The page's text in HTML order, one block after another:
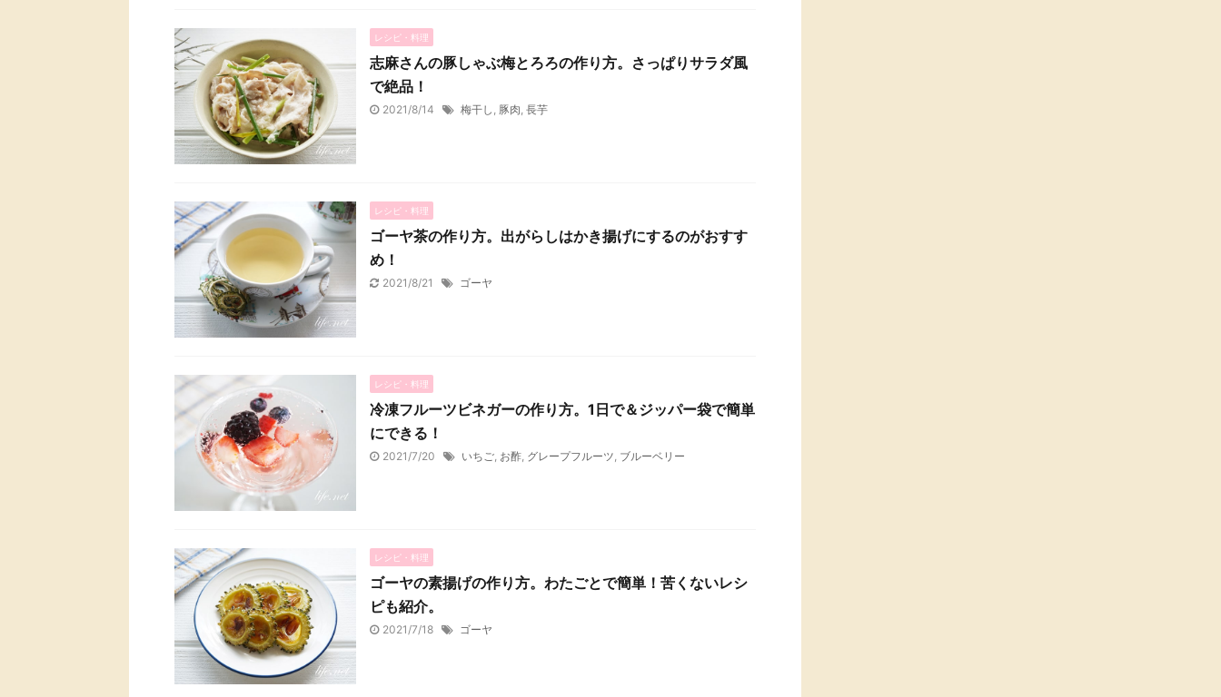
レシピ・料理
志麻さんの豚しゃぶ梅とろろの作り方。さっぱりサラダ風
で絶品！
2021/8/14 梅干し 豚肉 長芋
レシピ・料理
ゴーヤ茶の作り方。出がらしはかき揚げにするのがおすす
め！
2021/8/21 ゴーヤ
レシピ・料理
冷凍フルーツビネガーの作り方。1日で＆ジッパー袋で簡単
にできる！
2021/7/20 いちご, お酢, グレープフルーツ, ブルーベリー
レシピ・料理
ゴーヤの素揚げの作り方。わたごとで簡単！苦くないレシ
ピも紹介。
2021/7/18 ゴーヤ